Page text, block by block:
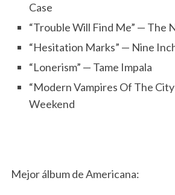
Case
“Trouble Will Find Me” — The
“Hesitation Marks” — Nine
“Lonerism” — Tame Impala
“Modern Vampires Of The
Weekend
Mejor álbum de Americana: